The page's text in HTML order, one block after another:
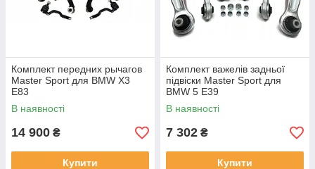
Комплект передних рычагов
Master Sport для BMW X3
E83
В наявності
14 900 ₴
Купити
Комплект важелів задньої
підвіски Master Sport для
BMW 5 E39
В наявності
7 302 ₴
Купити